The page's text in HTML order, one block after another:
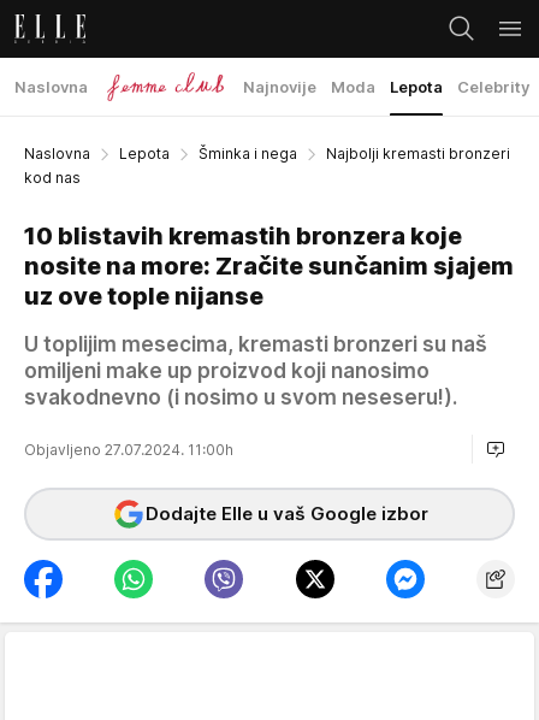
Naslovna Najnovije Moda Lepota Celebrity
Naslovna Lepota Šminka i nega
Najbolji kremasti bronzeri
kod nas
10 blistavih kremastih bronzera koje
nosite na more: Zračite sunčanim sjajem
uz ove tople nijanse
U toplijim mesecima, kremasti bronzeri su naš
omiljeni make up proizvod koji nanosimo
svakodnevno (i nosimo u svom neseseru!).
Objavljeno 27.07.2024. 11:00h
Dodajte Elle u vaš Google izbor